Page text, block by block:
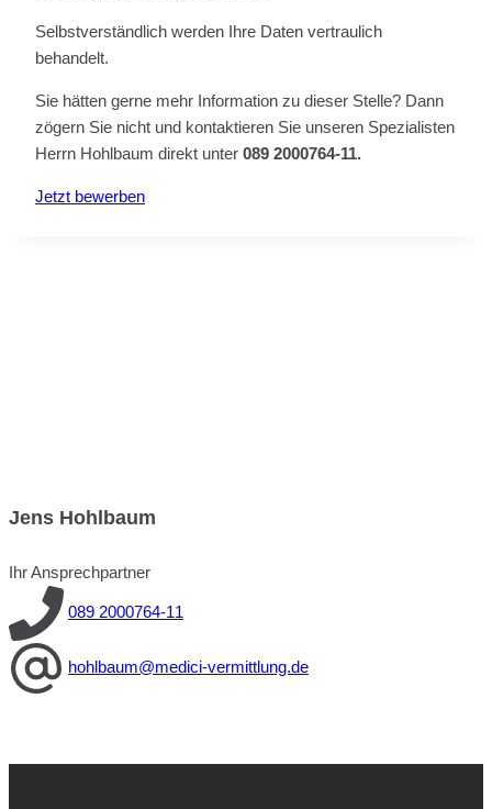
Selbstverständlich werden Ihre Daten vertraulich
behandelt.
Sie hätten gerne mehr Information zu dieser Stelle? Dann
zögern Sie nicht und kontaktieren Sie unseren Spezialisten
Herrn Hohlbaum direkt unter 089 2000764-11.
Jetzt bewerben
Jens Hohlbaum
Ihr Ansprechpartner
089 2000764-11
hohlbaum@medici-vermittlung.de